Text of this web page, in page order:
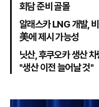
회담 준비 골몰
알래스카 LNG 개발,
美에 제시 가능성
닛산, 후쿠오카 생산
"생산 이전 늘어날 것"